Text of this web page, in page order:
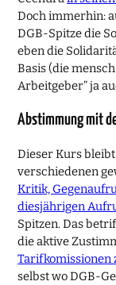
Doch immerhin:
DGB-Spitze die
eben die
Basis (die
Arbeitgeber” ja
Abstimmung mit
Dieser Kurs
verschiedenen
Kritik,
diesjährigen
Spitzen. Das
die aktive
selbst wo DGB-